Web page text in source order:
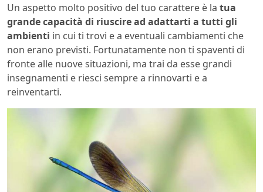
Un aspetto molto positivo del tuo carattere è la tua
grande capacità di riuscire ad adattarti a tutti gli
ambienti in cui ti trovi e a eventuali cambiamenti che
non erano previsti. Fortunatamente non ti spaventi di
fronte alle nuove situazioni, ma trai da esse grandi
insegnamenti e riesci sempre a rinnovarti e a
reinventarti.